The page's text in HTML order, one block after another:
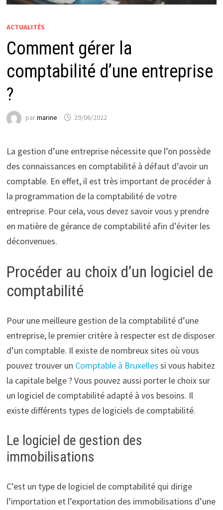
ACTUALITÉS
Comment gérer la
comptabilité d’une entreprise
?
parmarine 29/06/2022
La gestion d’une entreprise nécessite que l’on possède
des connaissances en comptabilité à défaut d’avoir un
comptable. En effet, il est très important de procéder à
la programmation de la comptabilité de votre
entreprise. Pour cela, vous devez savoir vous y prendre
en matière de gérance de comptabilité afin d’éviter les
déconvenues.
Procéder au choix d’un logiciel de
comptabilité
Pour une meilleure gestion de la comptabilité d’une
entreprise, le premier critère à respecter est de disposer
d’un comptable. Il existe de nombreux sites où vous
pouvez trouver un Comptable à Bruxelles si vous habitez
la capitale belge ? Vous pouvez aussi porter le choix sur
un logiciel de comptabilité adapté à vos besoins. Il
existe différents types de logiciels de comptabilité.
Le logiciel de gestion des
immobilisations
C’est un type de logiciel de comptabilité qui dirige
l’importation et l’exportation des immobilisations d’une